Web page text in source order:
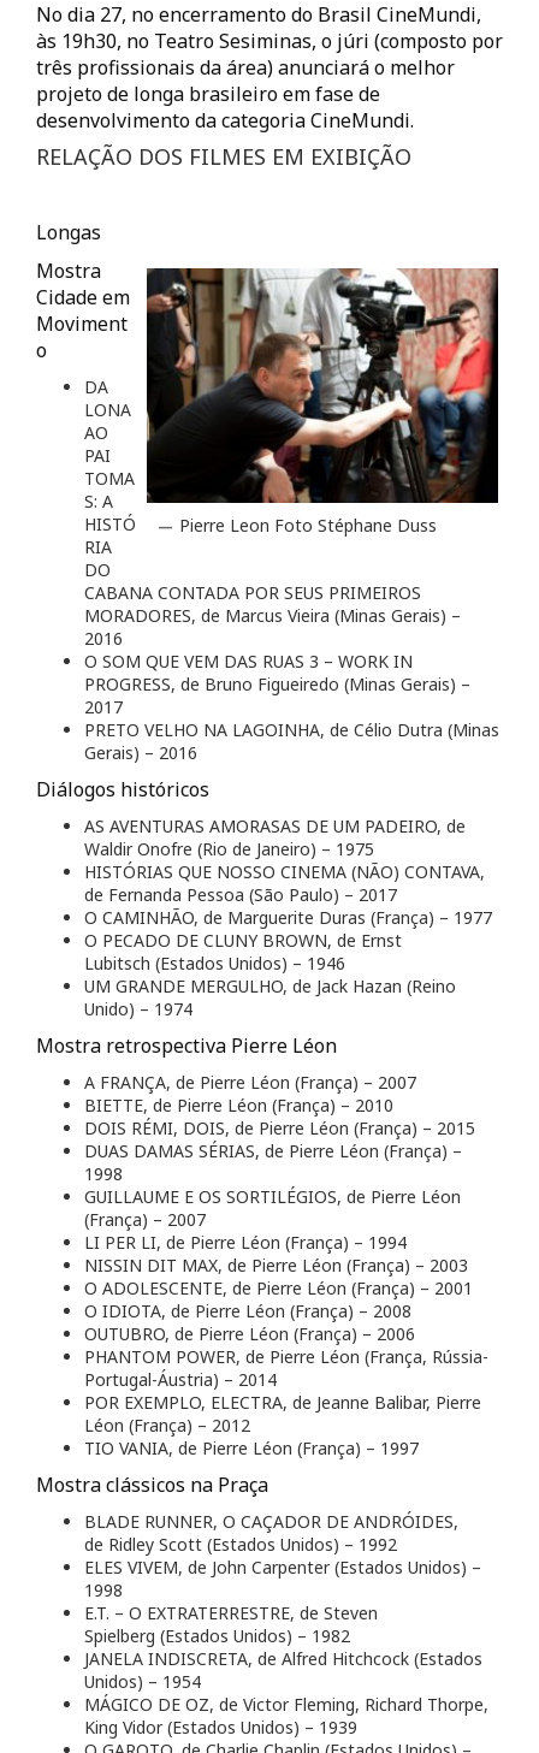
No dia 27, no encerramento do Brasil CineMundi,
às 19h30, no Teatro Sesiminas, o júri (composto por
três profissionais da área) anunciará o melhor
projeto de longa brasileiro em fase de
desenvolvimento da categoria CineMundi.
RELAÇÃO DOS FILMES EM EXIBIÇÃO
Longas
Pierre Leon Foto Stéphane Duss
Mostra
Cidade em
Moviment
o
DA
LONA
AO
PAI
TOMA
S: A
HISTÓ
RIA
DO
CABANA CONTADA POR SEUS PRIMEIROS
MORADORES, de Marcus Vieira (Minas Gerais) –
2016
O SOM QUE VEM DAS RUAS 3 – WORK IN
PROGRESS, de Bruno Figueiredo (Minas Gerais) –
2017
PRETO VELHO NA LAGOINHA, de Célio Dutra (Minas
Gerais) – 2016
Diálogos históricos
AS AVENTURAS AMORASAS DE UM PADEIRO, de
Waldir Onofre (Rio de Janeiro) – 1975
HISTÓRIAS QUE NOSSO CINEMA (NÃO) CONTAVA,
de Fernanda Pessoa (São Paulo) – 2017
O CAMINHÃO, de Marguerite Duras (França) – 1977
O PECADO DE CLUNY BROWN, de Ernst
Lubitsch (Estados Unidos) – 1946
UM GRANDE MERGULHO, de Jack Hazan (Reino
Unido) – 1974
Mostra retrospectiva Pierre Léon
A FRANÇA, de Pierre Léon (França) – 2007
BIETTE, de Pierre Léon (França) – 2010
DOIS RÉMI, DOIS, de Pierre Léon (França) – 2015
DUAS DAMAS SÉRIAS, de Pierre Léon (França) –
1998
GUILLAUME E OS SORTILÉGIOS, de Pierre Léon
(França) – 2007
LI PER LI, de Pierre Léon (França) – 1994
NISSIN DIT MAX, de Pierre Léon (França) – 2003
O ADOLESCENTE, de Pierre Léon (França) – 2001
O IDIOTA, de Pierre Léon (França) – 2008
OUTUBRO, de Pierre Léon (França) – 2006
PHANTOM POWER, de Pierre Léon (França, Rússia-
Portugal-Áustria) – 2014
POR EXEMPLO, ELECTRA, de Jeanne Balibar, Pierre
Léon (França) – 2012
TIO VANIA, de Pierre Léon (França) – 1997
Mostra clássicos na Praça
BLADE RUNNER, O CAÇADOR DE ANDRÓIDES,
de Ridley Scott (Estados Unidos) – 1992
ELES VIVEM, de John Carpenter (Estados Unidos) –
1998
E.T. – O EXTRATERRESTRE, de Steven
Spielberg (Estados Unidos) – 1982
JANELA INDISCRETA, de Alfred Hitchcock (Estados
Unidos) – 1954
MÁGICO DE OZ, de Victor Fleming, Richard Thorpe,
King Vidor (Estados Unidos) – 1939